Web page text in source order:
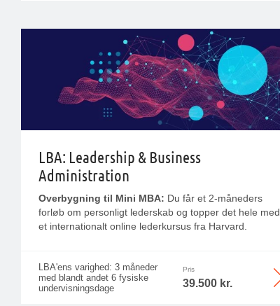
LBA: Leadership & Business
Administration
Overbygning til Mini MBA: Du får et 2-måneders
forløb om personligt lederskab og topper det hele med
et internationalt online lederkursus fra Harvard.
LBA'ens varighed: 3 måneder
med blandt andet 6 fysiske
undervisningsdage
Pris
39.500 kr.